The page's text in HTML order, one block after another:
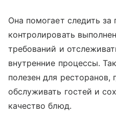
Она помогает следить за
контролировать
требований и
внутренние процессы.
полезен для ресторанов,
обслуживать гостей и
качество блюд.